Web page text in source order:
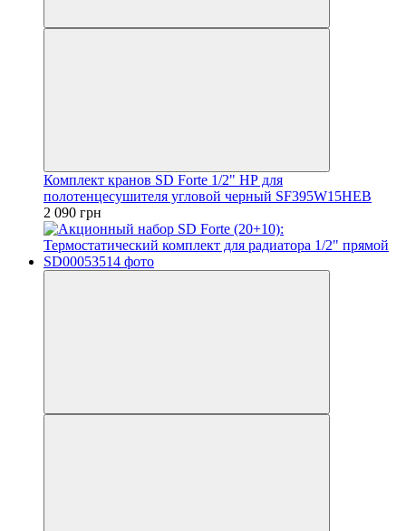
Комплект кранов SD Forte 1/2" НР для
полотенцесушителя угловой черный SF395W15HEB
2 090 грн